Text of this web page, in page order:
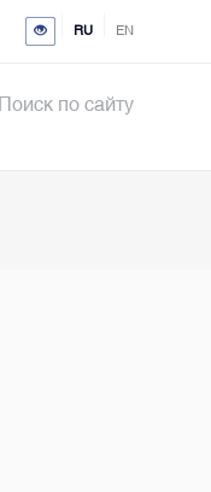
RU EN
Поиск по сайту